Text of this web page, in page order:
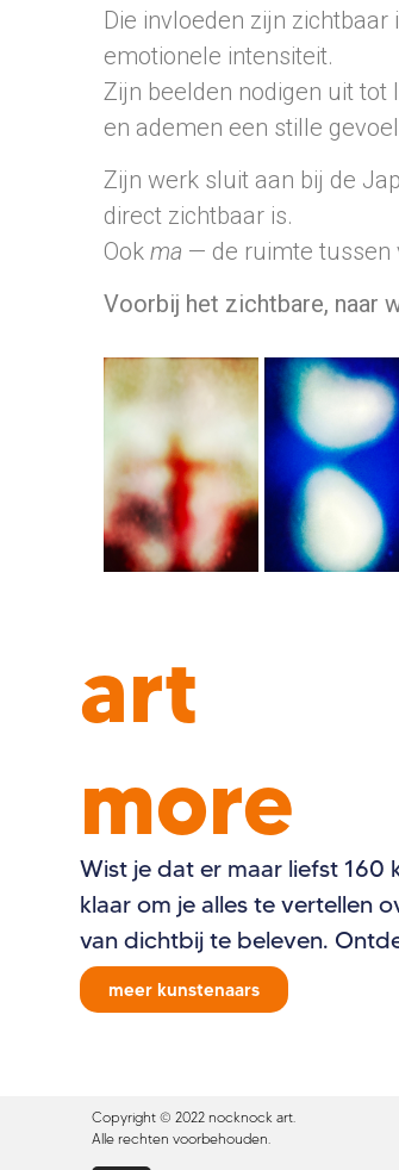
Die invloeden zijn
emotionele intensiteit.
Zijn beelden nodigen uit
en ademen een stille
Zijn werk sluit aan bij de
direct zichtbaar is.
Ook ma — de ruimte tussen
Voorbij het zichtbare, naar
art
more
Wist je dat er maar liefst 160
klaar om je alles te vertellen
van dichtbij te beleven.
meer kunstenaars
Copyright © 2022 nocknock art.
Alle rechten voorbehouden.